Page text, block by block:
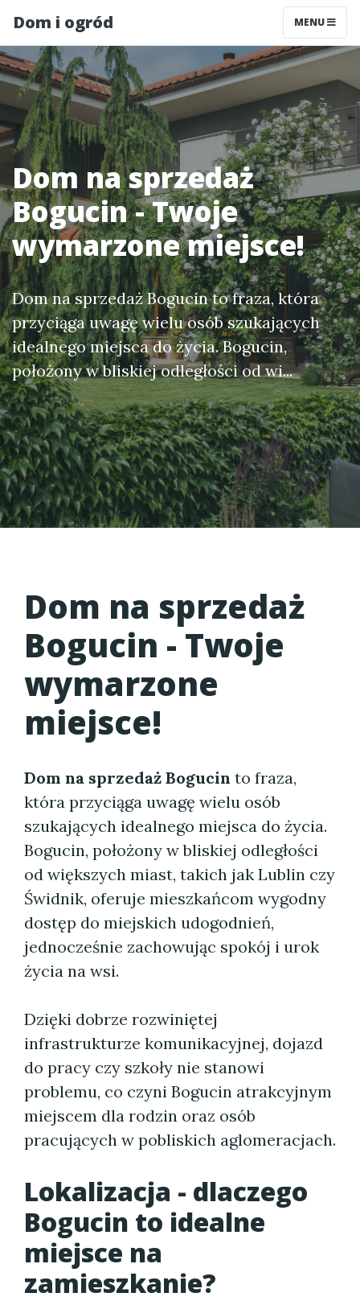
Dom i ogród MENU
Dom na sprzedaż
Bogucin - Twoje
wymarzone miejsce!
Dom na sprzedaż Bogucin to fraza, która
przyciąga uwagę wielu osób szukających
idealnego miejsca do życia. Bogucin,
położony w bliskiej odległości od wi...
Dom na sprzedaż
Bogucin - Twoje
wymarzone
miejsce!
Dom na sprzedaż Bogucin to fraza,
która przyciąga uwagę wielu osób
szukających idealnego miejsca do życia.
Bogucin, położony w bliskiej odległości
od większych miast, takich jak Lublin czy
Świdnik, oferuje mieszkańcom wygodny
dostęp do miejskich udogodnień,
jednocześnie zachowując spokój i urok
życia na wsi.
Dzięki dobrze rozwiniętej
infrastrukturze komunikacyjnej, dojazd
do pracy czy szkoły nie stanowi
problemu, co czyni Bogucin atrakcyjnym
miejscem dla rodzin oraz osób
pracujących w pobliskich aglomeracjach.
Lokalizacja - dlaczego
Bogucin to idealne
miejsce na
zamieszkanie?